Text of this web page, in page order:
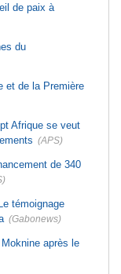
de paix à
du
et de la Première
Afrique se veut
(APS)
de 340
témoignage
(Gabonews)
après le